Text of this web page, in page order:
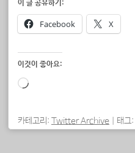
이 글 공유하기:
Facebook X
이것이 좋아요:
로
중...
카테고리: Twitter Archive 태그: